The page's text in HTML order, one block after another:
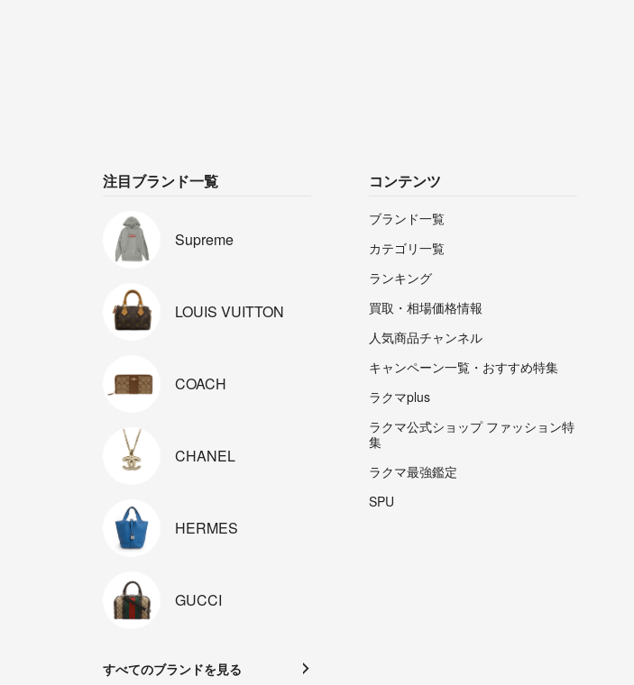
注目ブランド一覧
Supreme
LOUIS VUITTON
COACH
CHANEL
HERMES
GUCCI
すべてのブランドを見る
コンテンツ
ブランド一覧
カテゴリ一覧
ランキング
買取・相場価格情報
人気商品チャンネル
キャンペーン一覧・おすすめ特集
ラクマplus
ラクマ公式ショップ ファッション特
集
ラクマ最強鑑定
SPU